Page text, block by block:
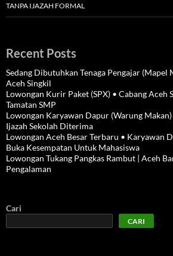
TANPA IJAZAH FORMAL
Recent Posts
Sedang Dibutuhkan Tenaga Pengajar (Mapel
Aceh Singkil
Lowongan Kurir Paket (SPX) • Cabang Aceh
Tamatan SMP
Lowongan Karyawan Dapur (Warung Makan)
Ijazah Sekolah Diterima
Lowongan Aceh Besar Terbaru • Karyawan
Buka Kesempatan Untuk Mahasiswa
Lowongan Tukang Pangkas Rambut | Aceh
Pengalaman
Cari
CARI